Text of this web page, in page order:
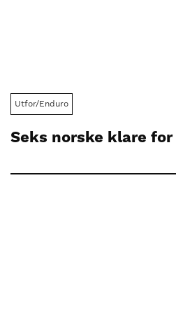
Utfor/Enduro
Seks norske klare